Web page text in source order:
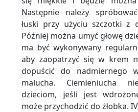
Następnie należy
łuski przy użyciu szczotki z
Później można umyć głowę
ma być wykonywany
aby zaopatrzyć się w krem
dopuścić do nadmiernego
malucha. Ciemieniucha
dzieciom, jeśli jest
może przychodzić do żłobka.